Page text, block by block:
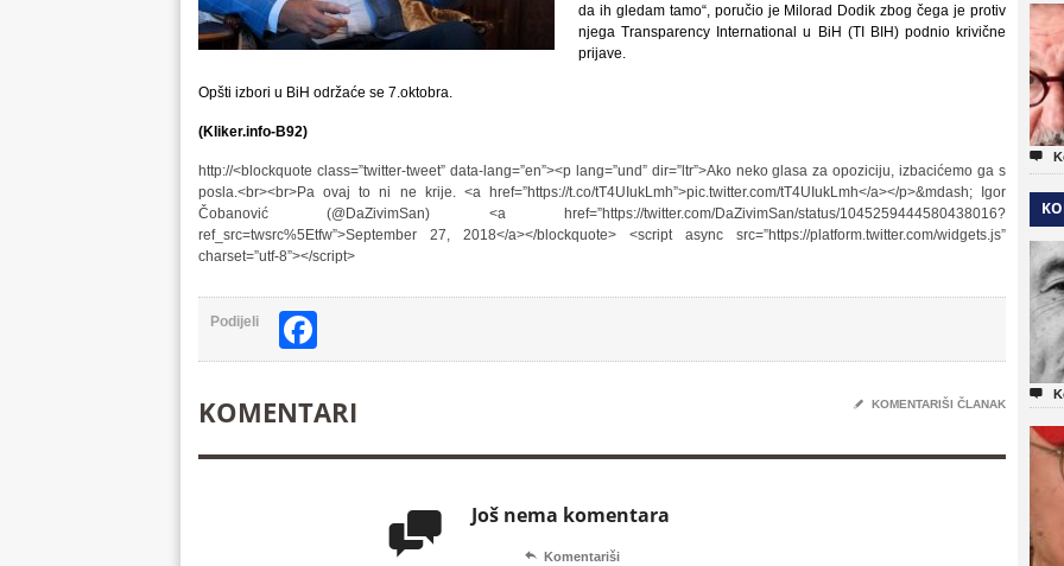
da ih gledam tamo“, poručio je Milorad Dodik zbog čega je protiv
njega Transparency International u BiH (TI BIH) podnio krivične
prijave.
Opšti izbori u BiH održaće se 7.oktobra.
(Kliker.info-B92)
http://<blockquote class=”twitter-tweet” data-lang=”en”><p lang=”und” dir=”ltr”>Ako neko glasa za opoziciju, izbacićemo ga s
posla.<br><br>Pa ovaj to ni ne krije. <a href=”https://t.co/tT4UIukLmh”>pic.twitter.com/tT4UIukLmh</a></p>&mdash; Igor
Čobanović (@DaZivimSan) <a href=”https://twitter.com/DaZivimSan/status/1045259444580438016?
ref_src=twsrc%5Etfw”>September 27, 2018</a></blockquote> <script async src=”https://platform.twitter.com/widgets.js”
charset=”utf-8”></script>
Podijeli
KOMENTARI ✎ KOMENTARIŠI ČLANAK
 Još nema komentara
 Komentariši

